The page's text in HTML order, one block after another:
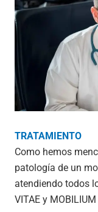
TRATAMIENTO
Como hemos
patología de un
atendiendo todos
VITAE y